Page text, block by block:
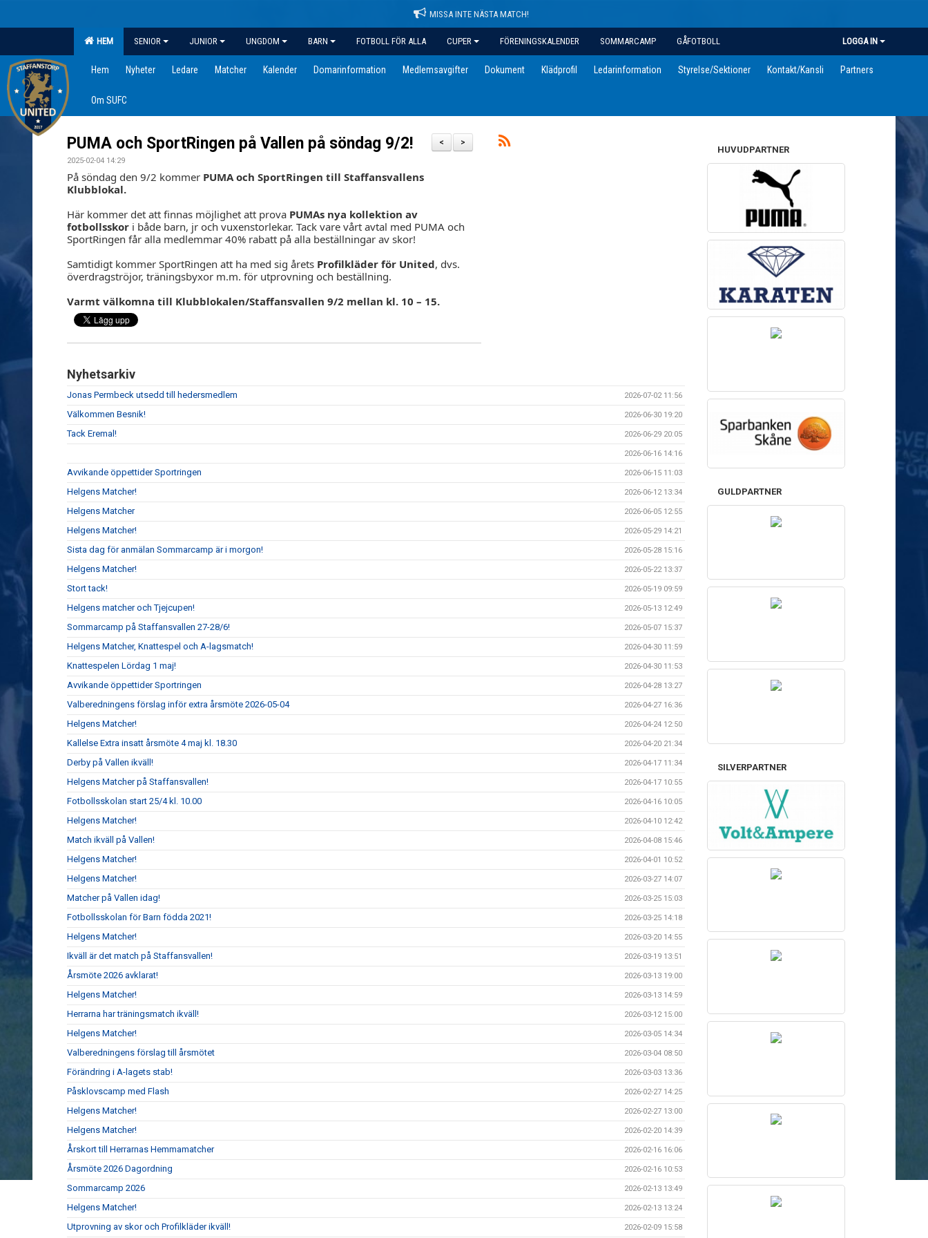
MISSA INTE NÄSTA MATCH!
HEM SENIOR JUNIOR UNGDOM BARN FOTBOLL FÖR ALLA CUPER FÖRENINGSKALENDER SOMMARCAMP GÅFOTBOLL LOGGA IN
Hem Nyheter Ledare Matcher Kalender Domarinformation Medlemsavgifter Dokument Klädprofil Ledarinformation Styrelse/Sektioner Kontakt/Kansli Partners
Om SUFC
>
<
PUMA och SportRingen på Vallen på söndag 9/2!
2025-02-04 14:29
På söndag den 9/2 kommer PUMA och SportRingen till Staffansvallens
Klubblokal.
Här kommer det att finnas möjlighet att prova PUMAs nya kollektion av
fotbollsskor i både barn, jr och vuxenstorlekar. Tack vare vårt avtal med PUMA och
SportRingen får alla medlemmar 40% rabatt på alla beställningar av skor!
Samtidigt kommer SportRingen att ha med sig årets Profilkläder för United, dvs.
överdragströjor, träningsbyxor m.m. för utprovning och beställning.
Varmt välkomna till Klubblokalen/Staffansvallen 9/2 mellan kl. 10 – 15.
Nyhetsarkiv
Jonas Permbeck utsedd till hedersmedlem 2026-07-02 11:56
Välkommen Besnik! 2026-06-30 19:20
Tack Eremal! 2026-06-29 20:05
2026-06-16 14:16
Avvikande öppettider Sportringen 2026-06-15 11:03
Helgens Matcher! 2026-06-12 13:34
Helgens Matcher 2026-06-05 12:55
Helgens Matcher! 2026-05-29 14:21
Sista dag för anmälan Sommarcamp är i morgon! 2026-05-28 15:16
Helgens Matcher! 2026-05-22 13:37
Stort tack! 2026-05-19 09:59
Helgens matcher och Tjejcupen! 2026-05-13 12:49
Sommarcamp på Staffansvallen 27-28/6! 2026-05-07 15:37
Helgens Matcher, Knattespel och A-lagsmatch! 2026-04-30 11:59
Knattespelen Lördag 1 maj! 2026-04-30 11:53
Avvikande öppettider Sportringen 2026-04-28 13:27
Valberedningens förslag inför extra årsmöte 2026-05-04 2026-04-27 16:36
Helgens Matcher! 2026-04-24 12:50
Kallelse Extra insatt årsmöte 4 maj kl. 18.30 2026-04-20 21:34
Derby på Vallen ikväll! 2026-04-17 11:34
Helgens Matcher på Staffansvallen! 2026-04-17 10:55
Fotbollsskolan start 25/4 kl. 10.00 2026-04-16 10:05
Helgens Matcher! 2026-04-10 12:42
Match ikväll på Vallen! 2026-04-08 15:46
Helgens Matcher! 2026-04-01 10:52
Helgens Matcher! 2026-03-27 14:07
Matcher på Vallen idag! 2026-03-25 15:03
Fotbollsskolan för Barn födda 2021! 2026-03-25 14:18
Helgens Matcher! 2026-03-20 14:55
Ikväll är det match på Staffansvallen! 2026-03-19 13:51
Årsmöte 2026 avklarat! 2026-03-13 19:00
Helgens Matcher! 2026-03-13 14:59
Herrarna har träningsmatch ikväll! 2026-03-12 15:00
Helgens Matcher! 2026-03-05 14:34
Valberedningens förslag till årsmötet 2026-03-04 08:50
Förändring i A-lagets stab! 2026-03-03 13:36
Påsklovscamp med Flash 2026-02-27 14:25
Helgens Matcher! 2026-02-27 13:00
Helgens Matcher! 2026-02-20 14:39
Årskort till Herrarnas Hemmamatcher 2026-02-16 16:06
Årsmöte 2026 Dagordning 2026-02-16 10:53
Sommarcamp 2026 2026-02-13 13:49
Helgens Matcher! 2026-02-13 13:24
Utprovning av skor och Profilkläder ikväll! 2026-02-09 15:58
HUVUDPARTNER
GULDPARTNER
SILVERPARTNER